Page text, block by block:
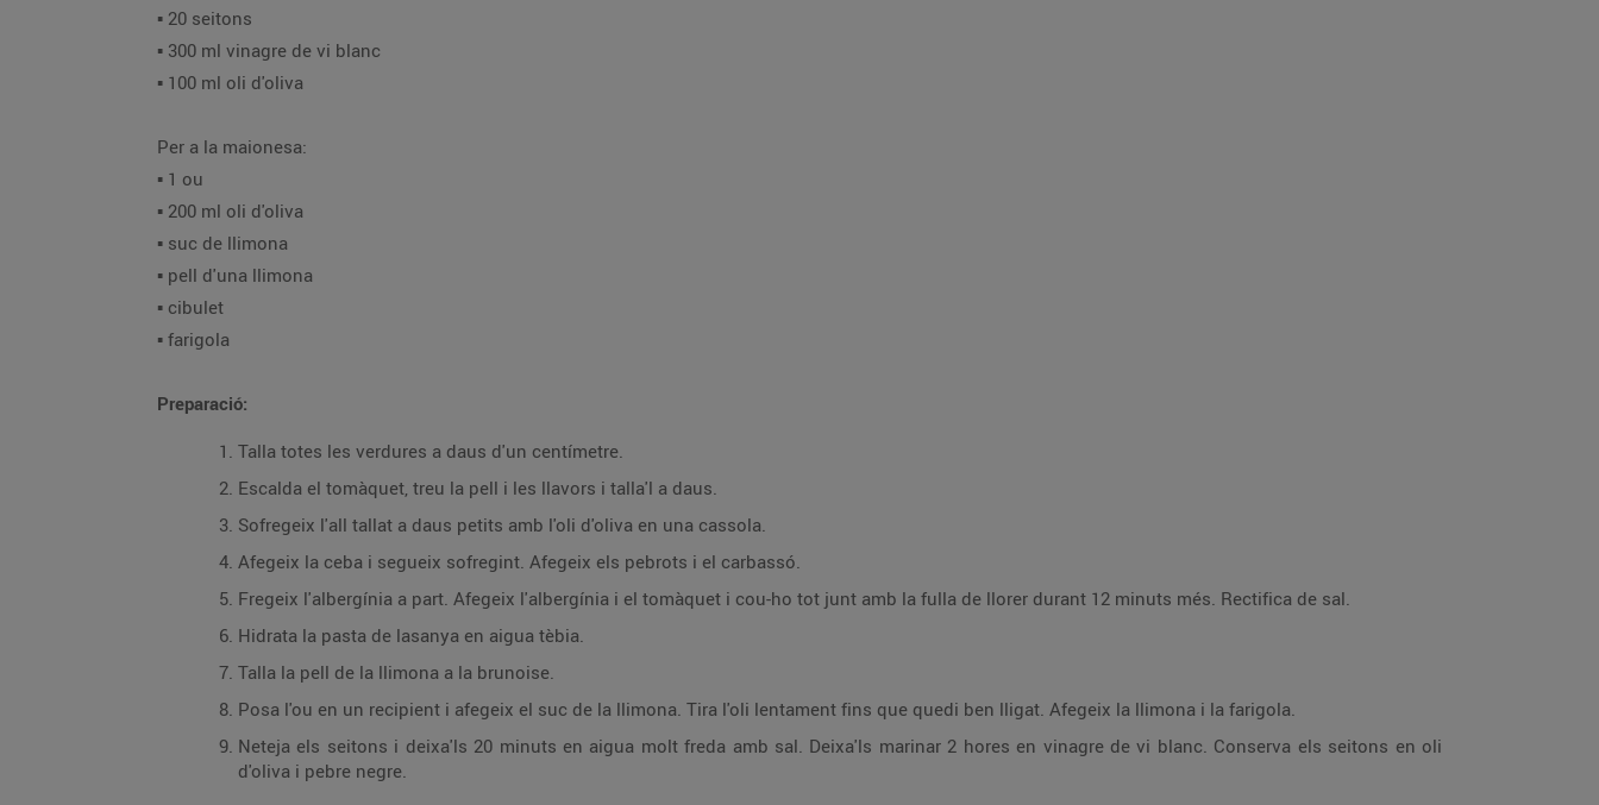
▪️ 20 seitons
▪️ 300 ml vinagre de vi blanc
▪️ 100 ml oli d'oliva
Per a la maionesa:
▪️ 1 ou
▪️ 200 ml oli d'oliva
▪️ suc de llimona
▪️ pell d'una llimona
▪️ cibulet
▪️ farigola
Preparació:
Talla totes les verdures a daus d'un centímetre.
Escalda el tomàquet, treu la pell i les llavors i talla'l a daus.
Sofregeix l'all tallat a daus petits amb l'oli d'oliva en una cassola.
Afegeix la ceba i segueix sofregint. Afegeix els pebrots i el carbassó.
Fregeix l'albergínia a part. Afegeix l'albergínia i el tomàquet i cou-ho tot junt amb la fulla de llorer durant 12 minuts més. Rectifica de sal.
Hidrata la pasta de lasanya en aigua tèbia.
Talla la pell de la llimona a la brunoise.
Posa l'ou en un recipient i afegeix el suc de la llimona. Tira l'oli lentament fins que quedi ben lligat. Afegeix la llimona i la farigola.
Neteja els seitons i deixa'ls 20 minuts en aigua molt freda amb sal. Deixa'ls marinar 2 hores en vinagre de vi blanc. Conserva els seitons en oli
d'oliva i pebre negre.